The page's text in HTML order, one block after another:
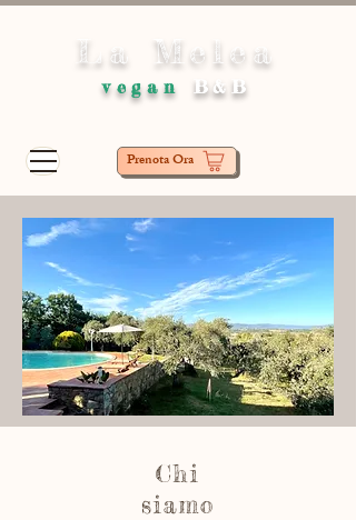
Prenota Ora
La Melea
vegan B&B
Chi
siamo